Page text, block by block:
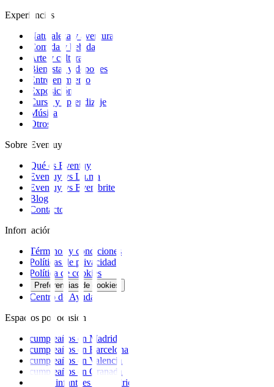
Experiencias
Naturaleza y aventura
Comida y bebida
Arte y cultura
Bienestar y deportes
Entretenimiento
Exposición
Curso y aprendizaje
Música
Otros
Sobre Eventuy
Qué es Eventuy
Eventuy vs Lu.ma
Eventuy vs Eventbrite
Blog
Contacto
Información
Términos y condiciones
Políticas de privacidad
Política de cookies
Preferencias de cookies
Centro de Ayuda
Espacios por ocasión
cumpleaños en Madrid
cumpleaños en Barcelona
cumpleaños en Valencia
cumpleaños en Granada
fiestas infantiles
Madrid